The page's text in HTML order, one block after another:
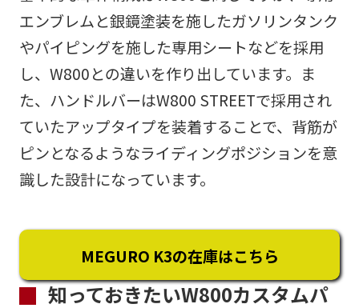
エンブレムと銀鏡塗装を施したガソリンタンク
やパイピングを施した専用シートなどを採用
し、W800との違いを作り出しています。ま
た、ハンドルバーはW800 STREETで採用され
ていたアップタイプを装着することで、背筋が
ピンとなるようなライディングポジションを意
識した設計になっています。
MEGURO K3の在庫はこちら
知っておきたいW800カスタムパ